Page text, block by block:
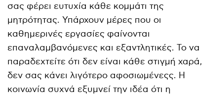
σας φέρει ευτυχία κάθε κομμάτι της
μητρότητας. Υπάρχουν μέρες που οι
καθημερινές εργασίες φαίνονται
επαναλαμβανόμενες και εξαντλητικές. Το να
παραδεχτείτε ότι δεν είναι κάθε στιγμή χαρά,
δεν σας κάνει λιγότερο αφοσιωμένεςς. Η
κοινωνία συχνά εξυμνεί την ιδέα ότι η